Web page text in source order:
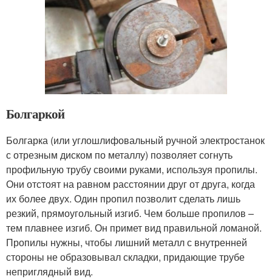
Болгаркой
Болгарка (или углошлифовальный ручной электростанок
с отрезным диском по металлу) позволяет согнуть
профильную трубу своими руками, используя пропилы.
Они отстоят на равном расстоянии друг от друга, когда
их более двух. Один пропил позволит сделать лишь
резкий, прямоугольный изгиб. Чем больше пропилов –
тем плавнее изгиб. Он примет вид правильной ломаной.
Пропилы нужны, чтобы лишний металл с внутренней
стороны не образовывал складки, придающие трубе
неприглядный вид.